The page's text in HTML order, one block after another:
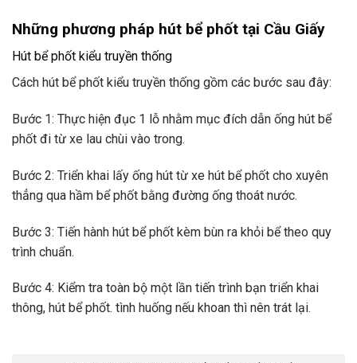
Những phương pháp hút bể phốt tại Cầu Giấy
Hút bể phốt kiểu truyền thống
Cách hút bể phốt kiểu truyền thống gồm các bước sau đây:
Bước 1: Thực hiện đục 1 lỗ nhằm mục đích dẫn ống hút bể
phốt đi từ xe lau chùi vào trong.
Bước 2: Triển khai lấy ống hút từ xe hút bể phốt cho xuyên
thẳng qua hầm bể phốt bằng đường ống thoát nước.
Bước 3: Tiến hành hút bể phốt kèm bùn ra khỏi bể theo quy
trình chuẩn.
Bước 4: Kiểm tra toàn bộ một lần tiến trình bạn triển khai
thông, hút bể phốt. tình huống nếu khoan thì nên trát lại.